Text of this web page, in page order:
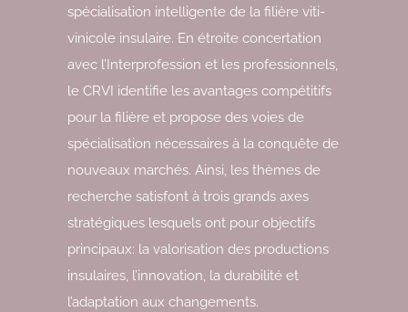
spécialisation intelligente de la filière viti-
vinicole insulaire. En étroite concertation
avec l’Interprofession et les professionnels,
le CRVI identifie les avantages compétitifs
pour la filière et propose des voies de
spécialisation nécessaires à la conquête de
nouveaux marchés. Ainsi, les thèmes de
recherche satisfont à trois grands axes
stratégiques lesquels ont pour objectifs
principaux: la valorisation des productions
insulaires, l’innovation, la durabilité et
l’adaptation aux changements.